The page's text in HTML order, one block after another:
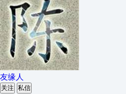
友缘人
关注 私信